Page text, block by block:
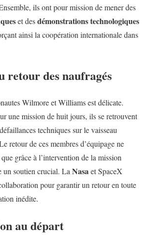
ils ont pour mission de mener des
et desdémonstrations technologiques
ainsi la coopération internationale dans
retour des naufragés
Wilmore et Williams est délicate.
une mission de huit jours, ils se retrouvent
techniques sur le vaisseau
retour de ces membres d’équipage ne
grâce à l’intervention de la mission
soutien crucial. La Nasaet SpaceX
pour garantir un retour en toute
inédite.
au départ